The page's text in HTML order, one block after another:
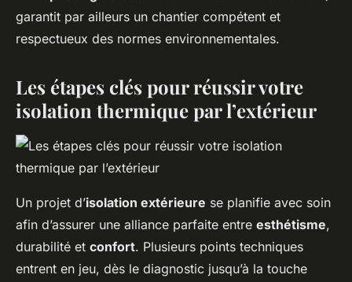
garantit par ailleurs un chantier compétent et
respectueux des normes environnementales.
Les étapes clés pour réussir votre
isolation thermique par l’extérieur
Un projet d’isolation extérieure se planifie avec soin
afin d’assurer une alliance parfaite entre esthétisme,
durabilité et confort. Plusieurs points techniques
entrent en jeu, dès le diagnostic jusqu’à la touche